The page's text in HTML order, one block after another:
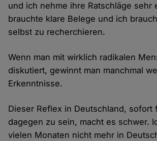
und ich nehme ihre Ratschläge sehr
brauchte klare Belege und ich
selbst zu recherchieren.
Wenn man mit wirklich radikalen
diskutiert, gewinnt man manchmal
Erkenntnisse.
Dieser Reflex in Deutschland, sofort
dagegen zu sein, macht es schwer.
vielen Monaten nicht mehr in